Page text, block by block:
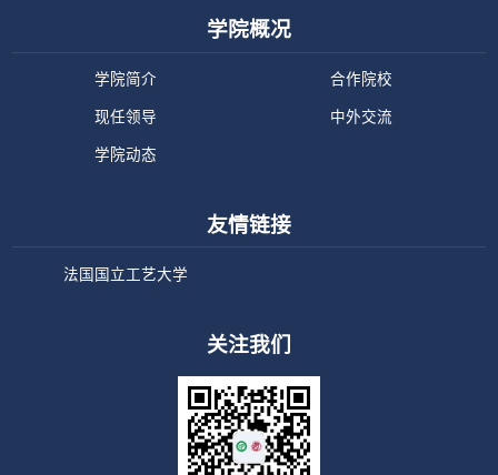
学院概况
学院简介 合作院校
现任领导 中外交流
学院动态
友情链接
法国国立工艺大学
关注我们